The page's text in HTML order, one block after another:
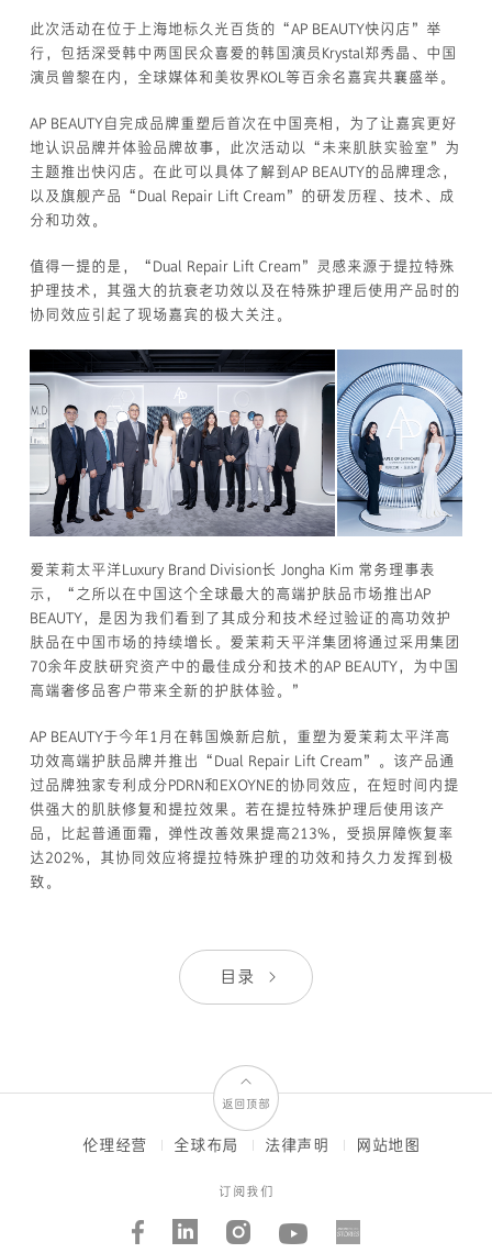
此次活动在位于上海地标久光百货的“AP BEAUTY快闪店”举
行，包括深受韩中两国民众喜爱的韩国演员Krystal郑秀晶、中国
演员曾黎在内，全球媒体和美妆界KOL等百余名嘉宾共襄盛举。
AP BEAUTY自完成品牌重塑后首次在中国亮相，为了让嘉宾更好
地认识品牌并体验品牌故事，此次活动以“未来肌肤实验室”为
主题推出快闪店。在此可以具体了解到AP BEAUTY的品牌理念，
以及旗舰产品“Dual Repair Lift Cream”的研发历程、技术、成
分和功效。
值得一提的是，“Dual Repair Lift Cream”灵感来源于提拉特殊
护理技术，其强大的抗衰老功效以及在特殊护理后使用产品时的
协同效应引起了现场嘉宾的极大关注。
爱茉莉太平洋Luxury Brand Division长 Jongha Kim 常务理事表
示，“之所以在中国这个全球最大的高端护肤品市场推出AP
BEAUTY，是因为我们看到了其成分和技术经过验证的高功效护
肤品在中国市场的持续增长。爱茉莉天平洋集团将通过采用集团
70余年皮肤研究资产中的最佳成分和技术的AP BEAUTY，为中国
高端奢侈品客户带来全新的护肤体验。”
AP BEAUTY于今年1月在韩国焕新启航，重塑为爱茉莉太平洋高
功效高端护肤品牌并推出“Dual Repair Lift Cream”。该产品通
过品牌独家专利成分PDRN和EXOYNE的协同效应，在短时间内提
供强大的肌肤修复和提拉效果。若在提拉特殊护理后使用该产
品，比起普通面霜，弹性改善效果提高213%，受损屏障恢复率
达202%，其协同效应将提拉特殊护理的功效和持久力发挥到极
致。
目录
返回顶部
FOOTER伦理经营 全球布局 法律声明 网站地图
订阅我们
Facebook
Linked_in
Instagram
Youtube